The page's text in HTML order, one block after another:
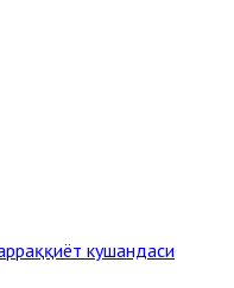
кушандаси